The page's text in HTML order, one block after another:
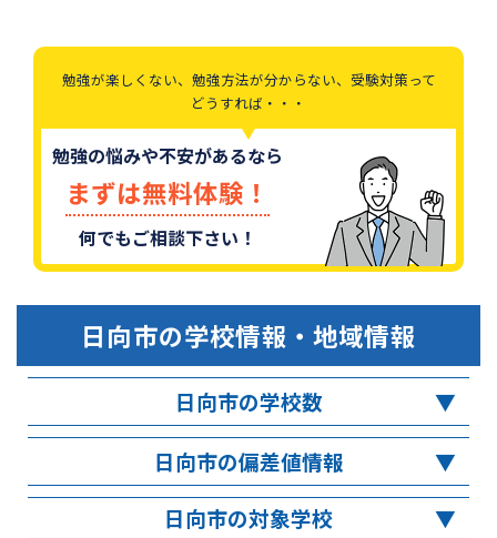
勉強が楽しくない、勉強方法が分からない、受験対策って
どうすれば・・・
勉強の悩みや不安があるなら
まずは無料体験！
何でもご相談下さい！
日向市の学校情報・地域情報
日向市の学校数
日向市の偏差値情報
日向市の対象学校